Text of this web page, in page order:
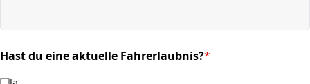
Hast du eine aktuelle Fahrerlaubnis?*
(required)